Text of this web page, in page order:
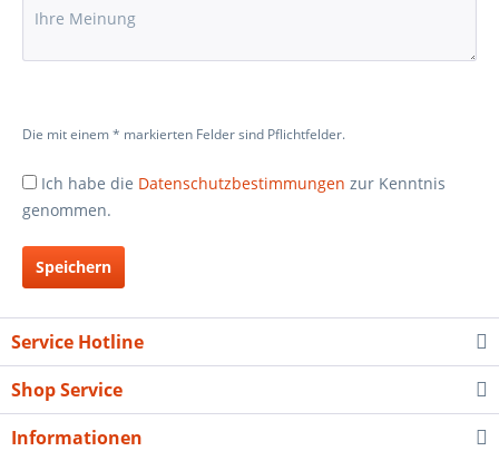
Die mit einem * markierten Felder sind Pflichtfelder.
Ich habe die Datenschutzbestimmungen zur Kenntnis
genommen.
Speichern
Service Hotline
Shop Service
Informationen